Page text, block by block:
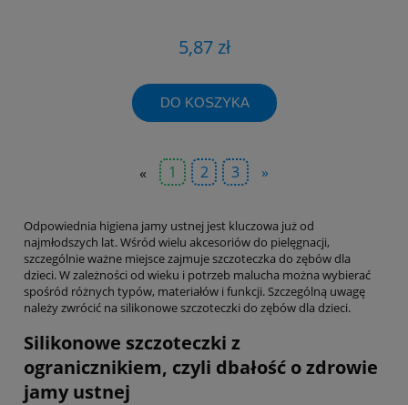
5,87 zł
DO KOSZYKA
« 1 2 3 »
Odpowiednia higiena jamy ustnej jest kluczowa już od
najmłodszych lat. Wśród wielu akcesoriów do pielęgnacji,
szczególnie ważne miejsce zajmuje szczoteczka do zębów dla
dzieci. W zależności od wieku i potrzeb malucha można wybierać
spośród różnych typów, materiałów i funkcji. Szczególną uwagę
należy zwrócić na silikonowe szczoteczki do zębów dla dzieci.
Silikonowe szczoteczki z
ogranicznikiem, czyli dbałość o zdrowie
jamy ustnej